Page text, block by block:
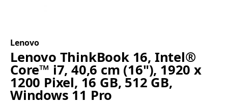
Lenovo
Lenovo ThinkBook 16, Intel®
Core™ i7, 40,6 cm (16"), 1920 x
1200 Pixel, 16 GB, 512 GB,
Windows 11 Pro